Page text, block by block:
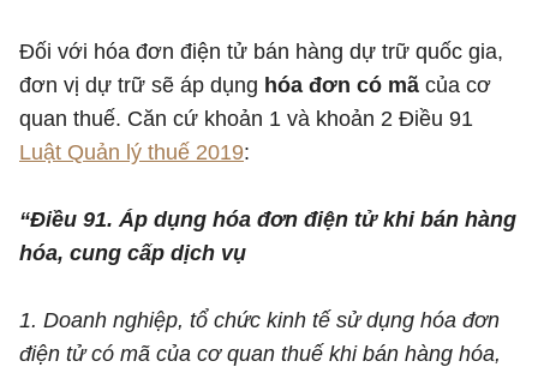
Đối với hóa đơn điện tử bán hàng dự trữ quốc gia,
đơn vị dự trữ sẽ áp dụng hóa đơn có mã của cơ
quan thuế. Căn cứ khoản 1 và khoản 2 Điều 91
Luật Quản lý thuế 2019:
“Điều 91. Áp dụng hóa đơn điện tử khi bán hàng
hóa, cung cấp dịch vụ
1. Doanh nghiệp, tổ chức kinh tế sử dụng hóa đơn
điện tử có mã của cơ quan thuế khi bán hàng hóa,